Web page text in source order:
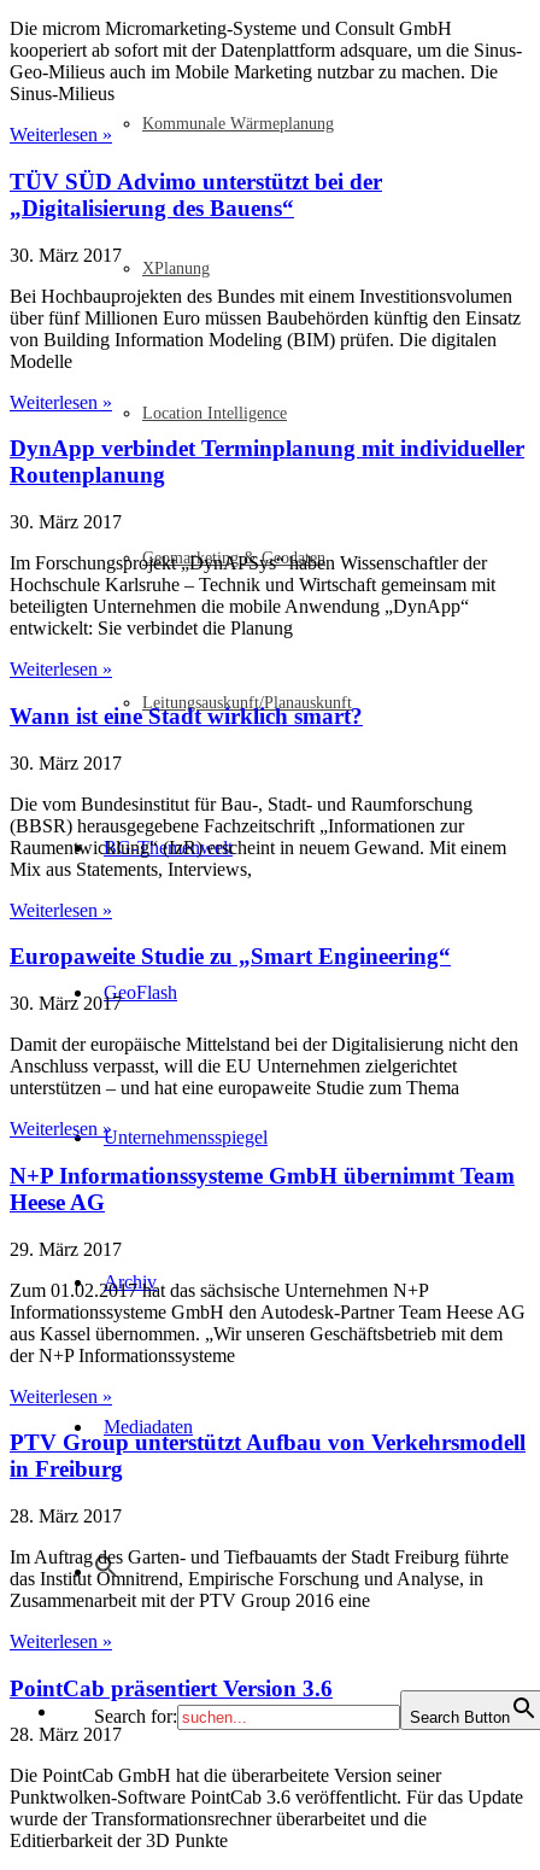
Kommunale Wärmeplanung
XPlanung
Location Intelligence
Geomarketing & Geodaten
Leitungsauskunft/Planauskunft
BG-Themenwelt
GeoFlash
Unternehmensspiegel
Archiv
Mediadaten
Search for: Search Button
Die microm Micromarketing-Systeme und Consult GmbH
kooperiert ab sofort mit der Datenplattform adsquare, um die Sinus-
Geo-Milieus auch im Mobile Marketing nutzbar zu machen. Die
Sinus-Milieus
Weiterlesen »
TÜV SÜD Advimo unterstützt bei der
„Digitalisierung des Bauens“
30. März 2017
Bei Hochbauprojekten des Bundes mit einem Investitionsvolumen
über fünf Millionen Euro müssen Baubehörden künftig den Einsatz
von Building Information Modeling (BIM) prüfen. Die digitalen
Modelle
Weiterlesen »
DynApp verbindet Terminplanung mit individueller
Routenplanung
30. März 2017
Im Forschungsprojekt „DynAPSys“ haben Wissenschaftler der
Hochschule Karlsruhe – Technik und Wirtschaft gemeinsam mit
beteiligten Unternehmen die mobile Anwendung „DynApp“
entwickelt: Sie verbindet die Planung
Weiterlesen »
Wann ist eine Stadt wirklich smart?
30. März 2017
Die vom Bundesinstitut für Bau-, Stadt- und Raumforschung
(BBSR) herausgegebene Fachzeitschrift „Informationen zur
Raumentwicklung“ (IzR) erscheint in neuem Gewand. Mit einem
Mix aus Statements, Interviews,
Weiterlesen »
Europaweite Studie zu „Smart Engineering“
30. März 2017
Damit der europäische Mittelstand bei der Digitalisierung nicht den
Anschluss verpasst, will die EU Unternehmen zielgerichtet
unterstützen – und hat eine europaweite Studie zum Thema
Weiterlesen »
N+P Informationssysteme GmbH übernimmt Team
Heese AG
29. März 2017
Zum 01.02.2017 hat das sächsische Unternehmen N+P
Informationssysteme GmbH den Autodesk-Partner Team Heese AG
aus Kassel übernommen. „Wir unseren Geschäftsbetrieb mit dem
der N+P Informationssysteme
Weiterlesen »
PTV Group unterstützt Aufbau von Verkehrsmodell
in Freiburg
28. März 2017
Im Auftrag des Garten- und Tiefbauamts der Stadt Freiburg führte
das Institut Omnitrend, Empirische Forschung und Analyse, in
Zusammenarbeit mit der PTV Group 2016 eine
Weiterlesen »
PointCab präsentiert Version 3.6
28. März 2017
Die PointCab GmbH hat die überarbeitete Version seiner
Punktwolken-Software PointCab 3.6 veröffentlicht. Für das Update
wurde der Transformationsrechner überarbeitet und die
Editierbarkeit der 3D Punkte